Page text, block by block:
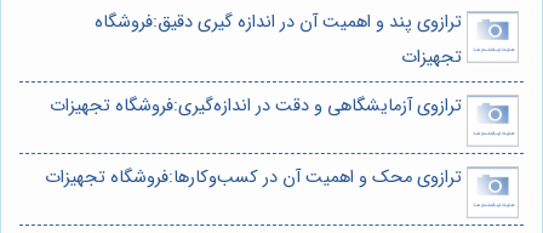
ترازوی پند و اهمیت آن در اندازه گیری دقیق:فروشگاه
تجهیزات
ترازوی آزمایشگاهی و دقت در اندازه‌گیری:فروشگاه تجهیزات
ترازوی محک و اهمیت آن در کسب‌وکارها:فروشگاه تجهیزات